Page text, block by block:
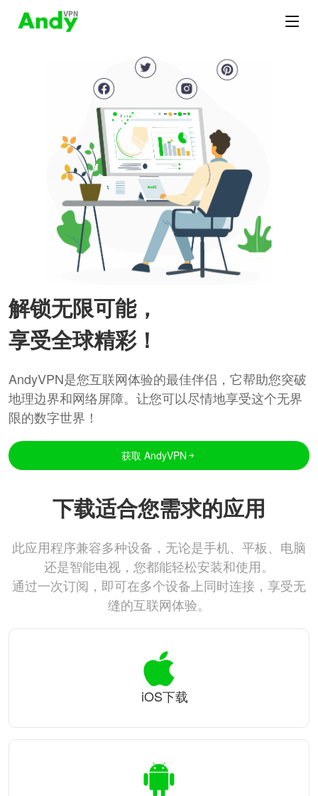
解锁无限可能，
享受全球精彩！
AndyVPN是您互联网体验的最佳伴侣，它帮助您突破
地理边界和网络屏障。让您可以尽情地享受这个无界
限的数字世界！
获取 AndyVPN
下载适合您需求的应用
此应用程序兼容多种设备，无论是手机、平板、电脑
还是智能电视，您都能轻松安装和使用。
通过一次订阅，即可在多个设备上同时连接，享受无
缝的互联网体验。
iOS下载